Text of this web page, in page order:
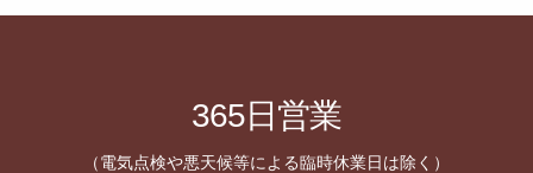
365日営業
（電気点検や悪天候等による臨時休業日は除く）